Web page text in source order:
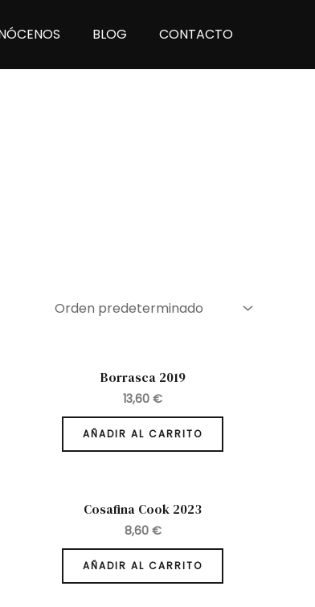
BLOG CONTACTO
Borrasca 2019
13,60 €
AÑADIR AL CARRITO
Cosafina Cook 2023
8,60 €
AÑADIR AL CARRITO